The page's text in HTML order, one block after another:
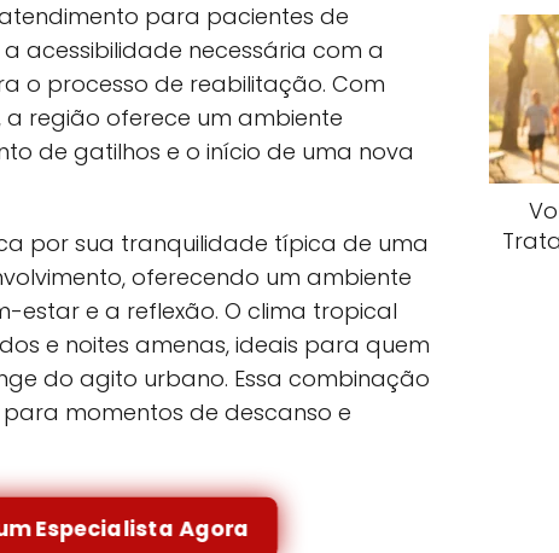
para pacientes de
acessibilidade necessária com a
o processo de reabilitação. Com
região oferece um ambiente
de gatilhos e o início de uma nova
por sua tranquilidade típica de uma
oferecendo um ambiente
estar e a reflexão. O clima tropical
e noites amenas, ideais para quem
do agito urbano. Essa combinação
momentos de descanso e
Especialista Agora